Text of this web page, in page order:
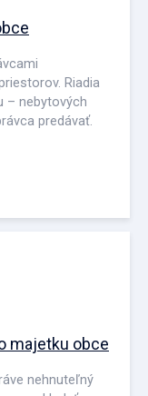
Riadia
– nebytových
predávať.
majetku obce
nehnuteľný